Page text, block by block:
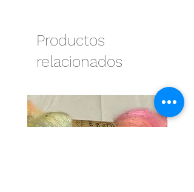
Productos
relacionados